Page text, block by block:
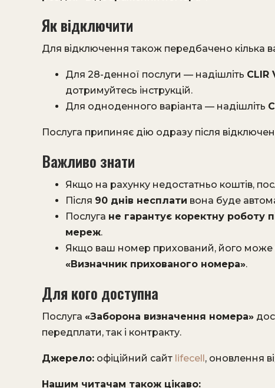
Як відключити
Для відключення також передбачено кілька
Для 28-денної послуги — надішліть CLIR
дотримуйтесь інструкцій.
Для одноденного варіанта — надішліть
Послуга припиняє дію одразу після
Важливо знати
Якщо на рахунку недостатньо коштів,
Після 90 днів несплати вона буде
Послуга не гарантує коректну роботу
мереж.
Якщо ваш номер прихований, його може
«Визначник прихованого номера».
Для кого доступна
Послуга «Заборона визначення номера»
передплати, так і контракту.
Джерело: офіційний сайт lifecell, оновлення
Нашим читачам також цікаво: